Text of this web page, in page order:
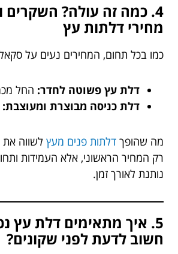
4. כמה זה עולה?
מחירי דלתות עץ
כמו בכל תחום, המחירים נעים על
דלת עץ פשוטה לחדר: החל
דלת כניסה מבוצרת ומעוצבת:
מה שהופך דלתות פנים מעץ לשווה
רק המחיר הראשוני, אלא העמידות
נותנת לאורך זמן.
5. איך מתאימים דלת עץ
חשוב לדעת לפני שקונים?